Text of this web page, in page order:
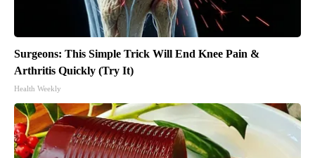
Surgeons: This Simple Trick Will End Knee Pain &
Arthritis Quickly (Try It)
Health Weekly